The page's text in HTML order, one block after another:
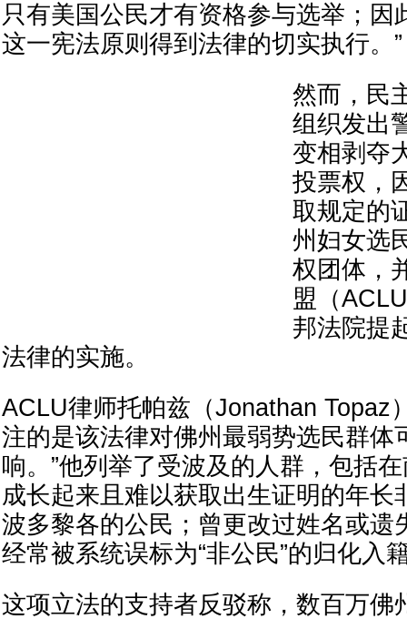
只有美国公民才有资格参与选举；因
这一宪法原则得到法律的切实执行。”
然而，民
组织发出
变相剥夺
投票权，
取规定的
州妇女选
权团体，
盟（
邦法院提
法律的实施。
ACLU律师托帕兹（Jonathan Topaz
注的是该法律对佛州最弱势选民群体
响。”他列举了受波及的人群，包括
成长起来且难以获取出生证明的年长
波多黎各的公民；曾更改过姓名或遗
经常被系统误标为“非公民”的归化入
这项立法的支持者反驳称，数百万佛